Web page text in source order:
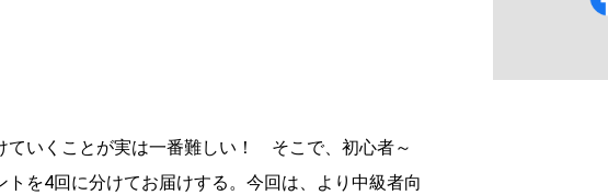
ていくことが実は一番難しい！ そこで、初心者～
を4回に分けてお届けする。今回は、より中級者向